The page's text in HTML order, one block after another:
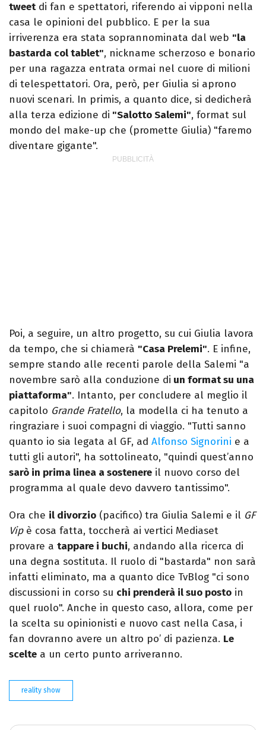
tweetdi fan e spettatori, riferendo ai vipponi nella
casa le opinioni del pubblico. E per la sua
irriverenza era stata soprannominata dal web "la
bastarda col tablet", nickname scherzoso e bonario
per una ragazza entrata ormai nel cuore di milioni
di telespettatori. Ora, però, per Giulia si aprono
nuovi scenari. In primis, a quanto dice, si dedicherà
alla terza edizione di "Salotto Salemi", format sul
mondo del make-up che (promette Giulia) "faremo
diventare gigante".
Poi, a seguire, un altro progetto, su cui Giulia lavora
da tempo, che si chiamerà "Casa Prelemi". E infine,
sempre stando alle recenti parole della Salemi "a
novembre sarò alla conduzione di un format su una
piattaforma". Intanto, per concludere al meglio il
capitolo Grande Fratello, la modella ci ha tenuto a
ringraziare i suoi compagni di viaggio. "Tutti sanno
quanto io sia legata al GF, ad Alfonso Signorini e a
tutti gli autori", ha sottolineato, "quindi quest’anno
sarò in prima linea a sostenere il nuovo corso del
programma al quale devo davvero tantissimo".
Ora che il divorzio (pacifico) tra Giulia Salemi e il GF
Vipè cosa fatta, toccherà ai vertici Mediaset
provare a tappare i buchi, andando alla ricerca di
una degna sostituta. Il ruolo di "bastarda" non sarà
infatti eliminato, ma a quanto dice TvBlog "ci sono
discussioni in corso su chi prenderà il suo posto in
quel ruolo". Anche in questo caso, allora, come per
la scelta su opinionisti e nuovo cast nella Casa, i
fan dovranno avere un altro po’ di pazienza. Le
scelte a un certo punto arriveranno.
reality show